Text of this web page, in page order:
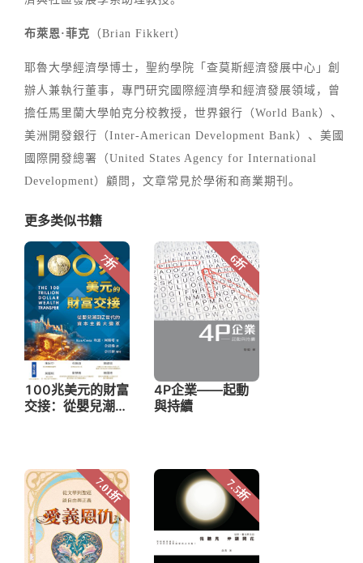
布萊恩·菲克 （Brian Fikkert）
耶魯大學經濟學博士，聖約學院「查莫斯經濟發展中心」創
辦人兼執行董事，專門研究國際經濟學和經濟發展領域，曾
擔任馬里蘭大學帕克分校教授，世界銀行（World Bank）、
美洲開發銀行（Inter-American Development Bank）、美國
國際開發總署（United States Agency for International
Development）顧問，文章常見於學術和商業期刊。
更多类似书籍